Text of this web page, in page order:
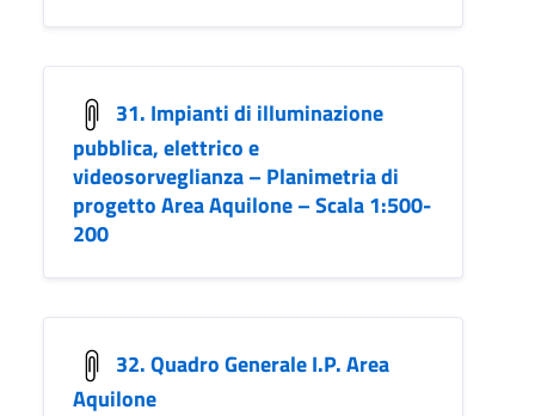
31. Impianti di illuminazione
pubblica, elettrico e
videosorveglianza – Planimetria di
progetto Area Aquilone – Scala 1:500-
200
32. Quadro Generale I.P. Area
Aquilone